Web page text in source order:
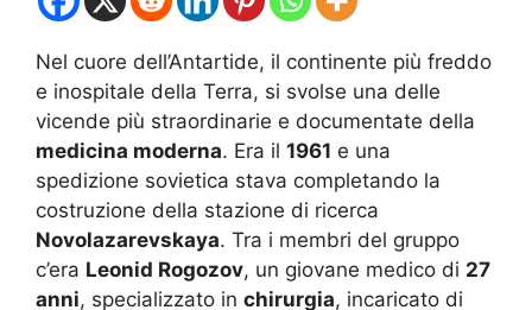
Nel cuore dell’Antartide, il continente più freddo
e inospitale della Terra, si svolse una delle
vicende più straordinarie e documentate della
medicina moderna. Era il 1961 e una
spedizione sovietica stava completando la
costruzione della stazione di ricerca
Novolazarevskaya. Tra i membri del gruppo
c’era Leonid Rogozov, un giovane medico di 27
anni, specializzato in chirurgia, incaricato di